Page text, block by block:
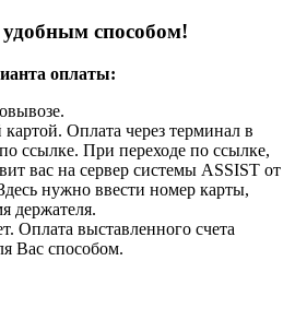
способом!
оплаты:
Оплата через терминал в
ссылке. При переходе по ссылке,
вас на сервер системы ASSIST от
нужно ввести номер карты,
держателя.
Оплата выставленного счета
Вас способом.